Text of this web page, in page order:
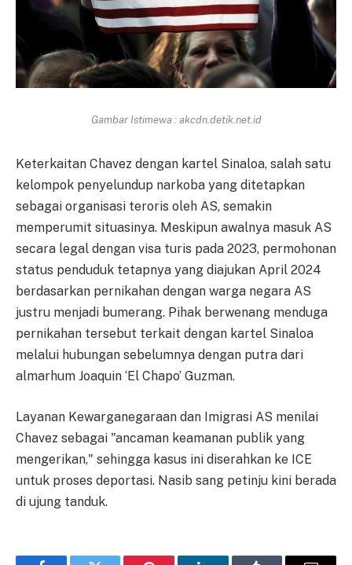
Gambar Istimewa : akcdn.detik.net.id
Keterkaitan Chavez dengan kartel Sinaloa, salah satu
kelompok penyelundup narkoba yang ditetapkan
sebagai organisasi teroris oleh AS, semakin
memperumit situasinya. Meskipun awalnya masuk AS
secara legal dengan visa turis pada 2023, permohonan
status penduduk tetapnya yang diajukan April 2024
berdasarkan pernikahan dengan warga negara AS
justru menjadi bumerang. Pihak berwenang menduga
pernikahan tersebut terkait dengan kartel Sinaloa
melalui hubungan sebelumnya dengan putra dari
almarhum Joaquin ‘El Chapo’ Guzman.
Layanan Kewarganegaraan dan Imigrasi AS menilai
Chavez sebagai "ancaman keamanan publik yang
mengerikan," sehingga kasus ini diserahkan ke ICE
untuk proses deportasi. Nasib sang petinju kini berada
di ujung tanduk.